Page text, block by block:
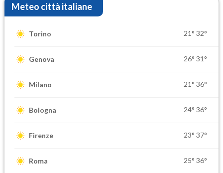
Meteo città italiane
Torino 21° 32°
Genova 26° 31°
Milano 21° 36°
Bologna 24° 36°
Firenze 23° 37°
Roma 25° 36°